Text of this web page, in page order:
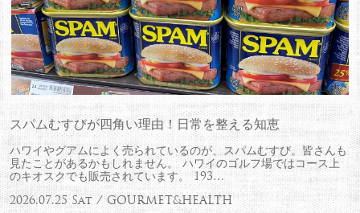
スパムむすびが四角い理由！日常を整える知恵
ハワイやグアムによく売られているのが、スパムむすび。皆さんも
見たことがあるかもしれません。 ハワイのゴルフ場ではコース上
のキオスクでも販売されています。 193…
2026.07.25 Sat / GOURMET&HEALTH